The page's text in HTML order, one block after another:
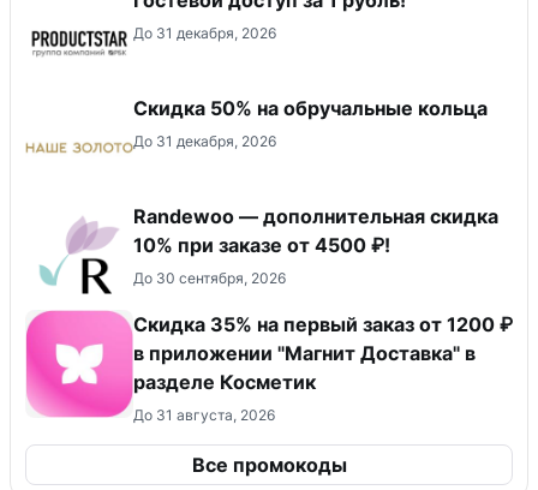
До 31 декабря, 2026
Скидка 50% на обручальные кольца
До 31 декабря, 2026
Randewoo — дополнительная скидка
10% при заказе от 4500 ₽!
До 30 сентября, 2026
​Скидка 35% на первый заказ от 1200 ₽
в приложении "Магнит Доставка"​ в
разделе Косметик
До 31 августа, 2026
Все промокоды